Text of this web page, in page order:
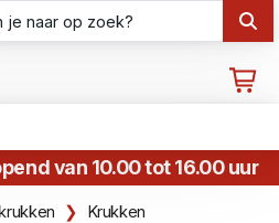
van 10.00 tot 16.00 uur
Krukken